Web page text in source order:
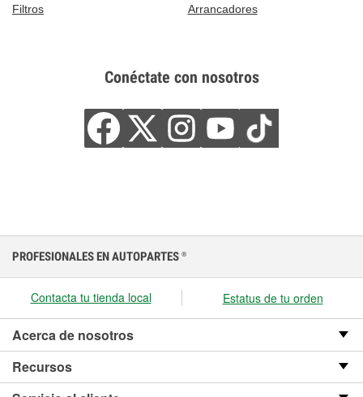
Filtros
Arrancadores
Conéctate con nosotros
PROFESIONALES EN AUTOPARTES ®
Contacta tu tienda local Estatus de tu orden
Acerca de nosotros
Recursos